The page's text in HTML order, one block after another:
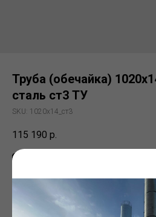
Труба (обечайка)
сталь ст3 ТУ
SKU: 1020х14_ст3
115 190 р.
Электросварная труба (ЭСВ)